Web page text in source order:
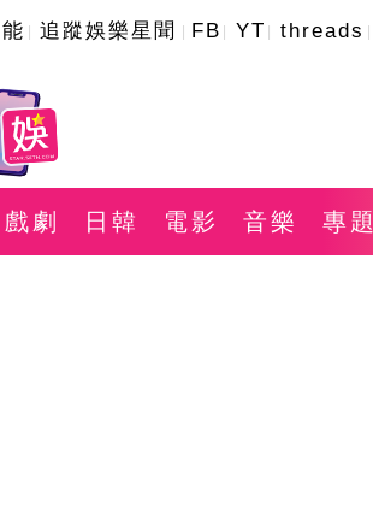
追蹤娛樂星聞 FB YT threads
戲劇 日韓 電影 音樂 專題